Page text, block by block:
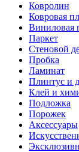
Ковролин
Ковровая
Виниловая
Паркет
Стеновой
Пробка
Ламинат
Плинтус и
Клей и
Подложка
Порожек
Аксессуары